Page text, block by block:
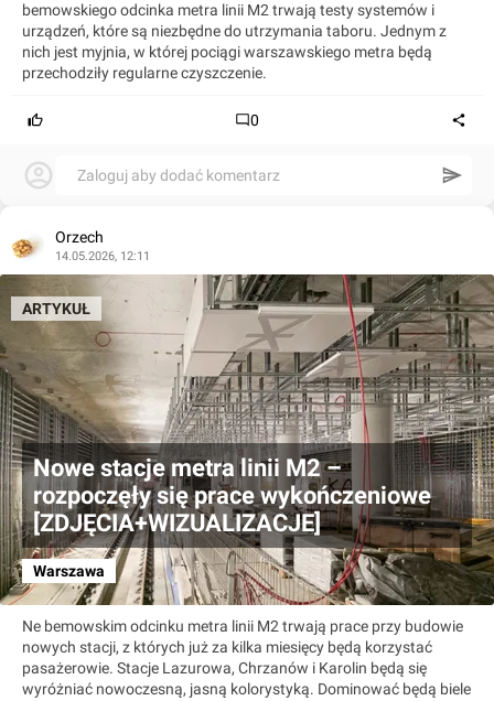
bemowskiego odcinka metra linii M2 trwają testy systemów i
urządzeń, które są niezbędne do utrzymania taboru. Jednym z
nich jest myjnia, w której pociągi warszawskiego metra będą
przechodziły regularne czyszczenie.
0
Zaloguj aby dodać komentarz
Orzech
14.05.2026, 12:11
Nowe stacje metra linii M2 –
rozpoczęły się prace wykończeniowe
[ZDJĘCIA+WIZUALIZACJE]
Warszawa
ARTYKUŁ
Ne bemowskim odcinku metra linii M2 trwają prace przy budowie
nowych stacji, z których już za kilka miesięcy będą korzystać
pasażerowie. Stacje Lazurowa, Chrzanów i Karolin będą się
wyróżniać nowoczesną, jasną kolorystyką. Dominować będą biele